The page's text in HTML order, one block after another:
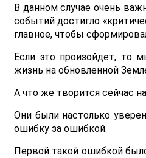
В данном случае очень
событий достигло
главное, чтобы
Если это произойдет, то
жизнь на обновленной
А что же творится сейчас
Они были настолько
ошибку за ошибкой.
Первой такой ошибкой